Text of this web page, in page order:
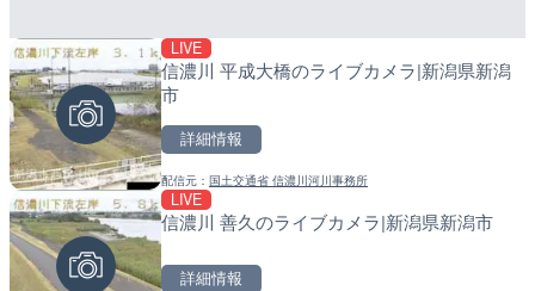
LIVE
信濃川 平成大橋のライブカメラ|新潟県新潟
市
詳細情報
配信元：国土交通省 信濃川河川事務所
LIVE
信濃川 善久のライブカメラ|新潟県新潟市
詳細情報
塩屋埼灯台から薄磯海水
配信元：海上保安庁
水晶浜海水浴場のライブ
導目木川 花立砂防堰堤下
配信元：福岡県庁県土整備部河川課
常呂川 鹿ノ子ダムのライ